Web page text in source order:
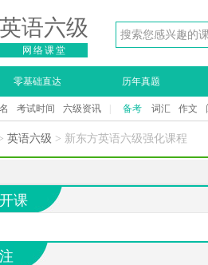
英语六级
网络课堂
零基础直达 历年真题
考试时间 六级资讯 备考 词汇 作文
英语六级 > 新东方英语六级强化课程
课